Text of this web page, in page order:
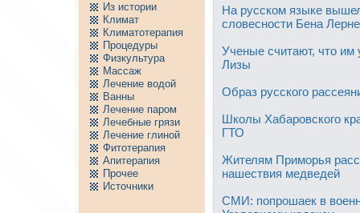
Из истории
Климат
Климатотерапия
Пpоцедуры
Физкультура
Массаж
Лечение водой
Ванны
Лечение паpом
Лечебные грязи
Лечение глиной
Фитотерапия
Апитерапия
Пpочее
Источники
На русском языке
словесности Бена
Ученые считают, что
Лизы
Образ русского
Школы Хабаровского
ГТО
Жителям Приморья
нашествия медведей
СМИ: попрошаек в